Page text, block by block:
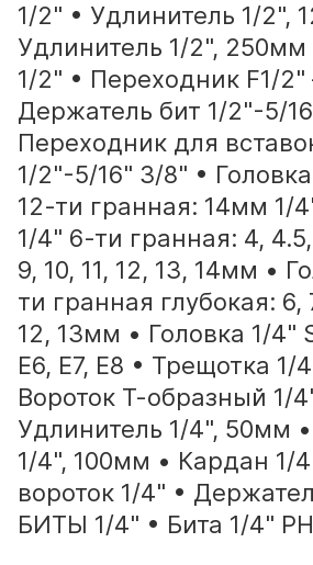
1/2" • Удлинитель 1/2",
Удлинитель 1/2",
1/2" • Переходник F1/
Держатель бит 1/2"-5/
Переходник для
1/2"-5/16" 3/8" •
12-ти гранная: 14мм 1/
1/4" 6-ти гранная: 4, 4.5,
9, 10, 11, 12, 13, 14мм •
ти гранная глубокая: 6,
12, 13мм • Головка 1/4"
Е6, Е7, Е8 • Трещотка 1/
Вороток Т-образный 1/
Удлинитель 1/4", 50мм
1/4", 100мм • Кардан 1/
вороток 1/4" •
БИТЫ 1/4" • Бита 1/4" PH